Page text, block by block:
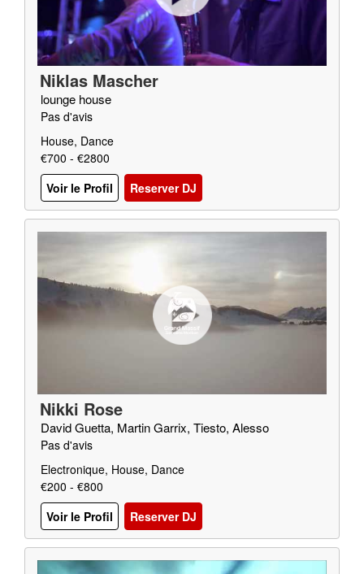
Niklas Mascher
lounge house
Pas d'avis
House, Dance
€700 - €2800
Voir le Profil
Reserver DJ
Nikki Rose
David Guetta, Martin Garrix, Tiesto, Alesso
Pas d'avis
Electronique, House, Dance
€200 - €800
Voir le Profil
Reserver DJ